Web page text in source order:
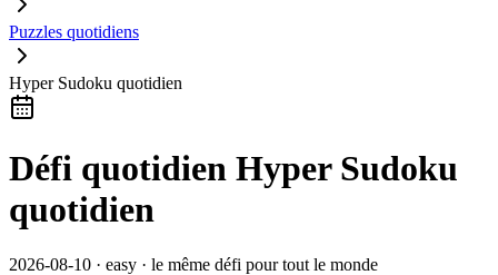
Puzzles quotidiens
Hyper Sudoku quotidien
Défi quotidien Hyper Sudoku
quotidien
2026-08-10 · easy · le même défi pour tout le monde